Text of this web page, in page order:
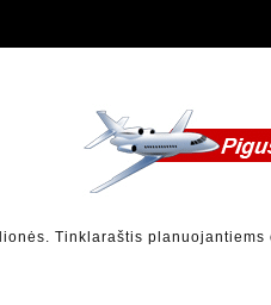
Tinklaraštis